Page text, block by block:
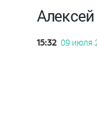
15:32 09 июля